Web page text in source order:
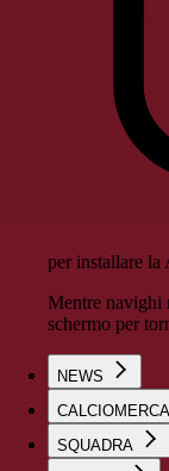
per installare la
Mentre navighi
schermo per
NEWS
SQUADRA